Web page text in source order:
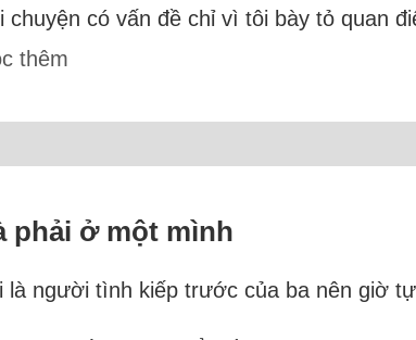
chuyện có vấn đề chỉ vì tôi bày tỏ quan
thêm
phải ở một mình
người tình kiếp trước của ba nên giờ